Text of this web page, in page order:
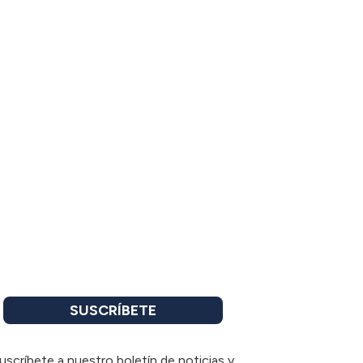
SUSCRÍBETE